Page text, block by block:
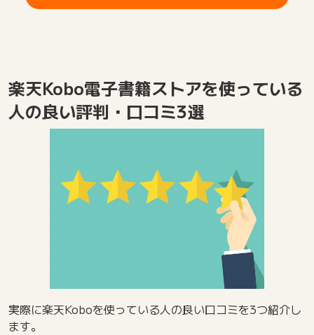
楽天Kobo電子書籍ストアを使っている
人の良い評判・口コミ3選
実際に楽天Koboを使っている人の良い口コミを3つ紹介し
ます。